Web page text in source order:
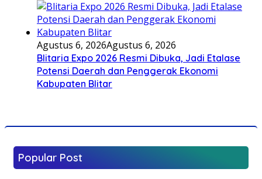
Agustus 6, 2026Agustus 6, 2026
Blitaria Expo 2026 Resmi Dibuka, Jadi Etalase
Potensi Daerah dan Penggerak Ekonomi
Kabupaten Blitar
Popular Post